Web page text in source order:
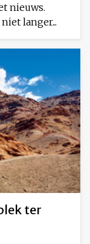
nieuws.
langer...
ter